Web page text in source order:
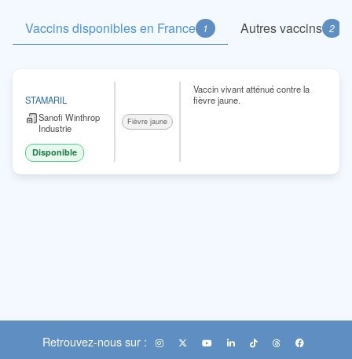
Vaccins disponibles en France 1 Autres vaccins 2
STAMARIL
Sanofi Winthrop
Industrie
Disponible
Fièvre jaune
Vaccin vivant atténué contre la
fièvre jaune.
Retrouvez-nous sur :